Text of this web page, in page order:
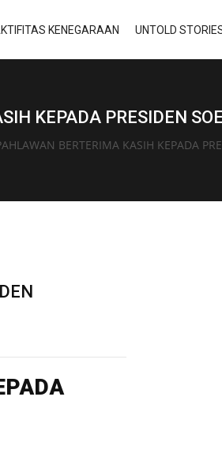
KENEGARAAN UNTOLD
KEPADA PRESIDEN
BERTERIMA KASIH KEPADA